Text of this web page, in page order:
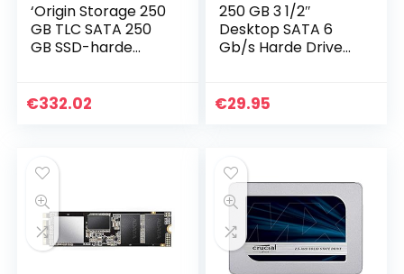
‘Origin Storage 250
GB TLC SATA 250
GB SSD-harde
Precision
€332.02
250 GB 3 1/2″
Desktop SATA 6
Gb/s Harde Drive
€29.95